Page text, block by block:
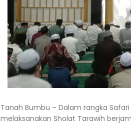
Tanah Bumbu – Dalam rangka
melaksanakan Sholat Tarawih